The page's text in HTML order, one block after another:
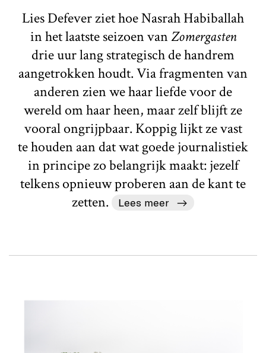
Lies Defever ziet hoe Nasrah Habiballah
in het laatste seizoen vanZomergasten
drie uur lang strategisch de handrem
aangetrokken houdt. Via fragmenten van
anderen zien we haar liefde voor de
wereld om haar heen, maar zelf blijft ze
vooral ongrijpbaar. Koppig lijkt ze vast
te houden aan dat wat goede journalistiek
in principe zo belangrijk maakt: jezelf
telkens opnieuw proberen aan de kant te
zetten.
Lees meer